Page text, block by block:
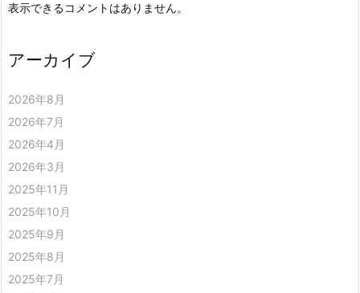
表示できるコメントはありません。
アーカイブ
2026年8月
2026年7月
2026年4月
2026年3月
2025年11月
2025年10月
2025年9月
2025年8月
2025年7月